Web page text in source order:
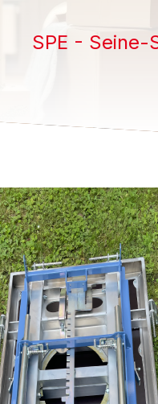
SPE - Seine-